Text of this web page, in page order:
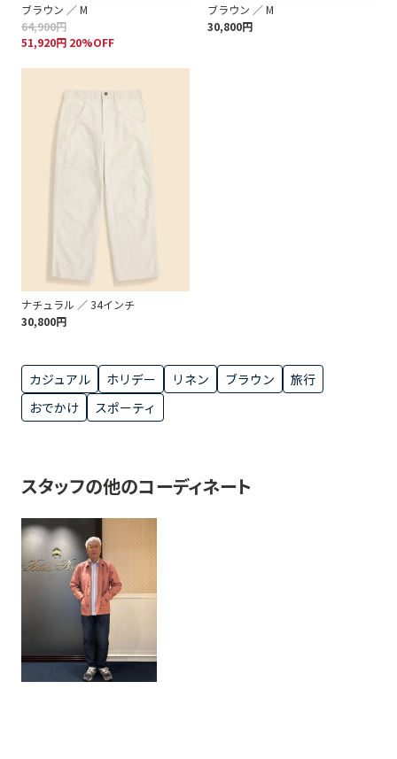
ブラウン ／ M
64,900円
51,920円 20%OFF
ブラウン ／ M
30,800円
ナチュラル ／ 34インチ
30,800円
カジュアル ホリデー リネン ブラウン
旅行
おでかけ
スポーティ
スタッフの他のコーディネート